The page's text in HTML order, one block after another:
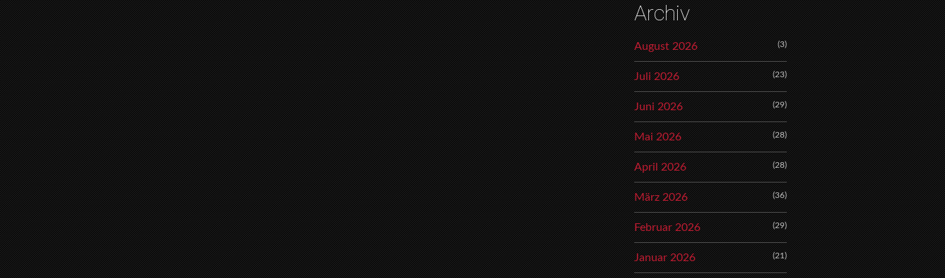
Archiv
August 2026 (3)
Juli 2026 (23)
Juni 2026 (29)
Mai 2026 (28)
April 2026 (28)
März 2026 (36)
Februar 2026 (29)
Januar 2026 (21)